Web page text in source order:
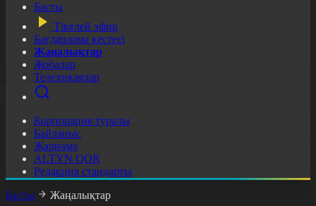
Басты
Тікелей эфир
Бағдарлама кестесі
Жаңалықтар
Жобалар
Телехикаялар
Корпорация туралы
Байланыс
Жарнама
ALTYN QOR
Редакция стандарты
Басты
Жаңалықтар